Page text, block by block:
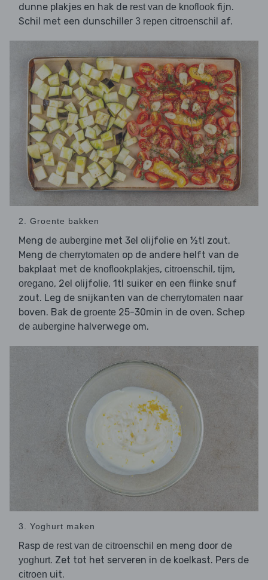
dunne plakjes en hak de rest van de knoflook fijn.
Schil met een dunschiller 3 repen citroenschil af.
2. Groente bakken
Meng de aubergine met 3el olijfolie en ½tl zout.
Meng de cherrytomaten op de andere helft van de
bakplaat met de knoflookplakjes, citroenschil , tijm,
oregano, 2el olijfolie, 1tl suiker en een flinke snuf
zout. Leg de snijkanten van de cherrytomaten naar
boven. Bak de groente 25-30min in de oven. Schep
de aubergine halverwege om.
3. Yoghurt maken
Rasp de rest van de citroenschil en meng door de
yoghurt. Zet tot het serveren in de koelkast. Pers de
citroen uit.